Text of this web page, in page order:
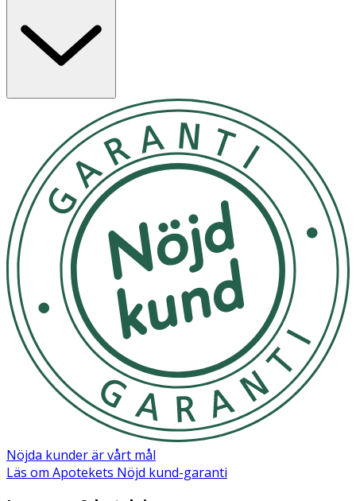
Nöjda kunder är vårt mål
Läs om Apotekets Nöjd kund-garanti